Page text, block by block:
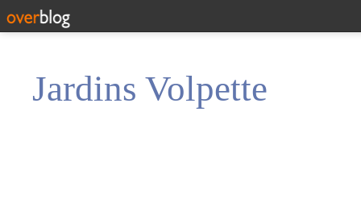
Jardins Volpette